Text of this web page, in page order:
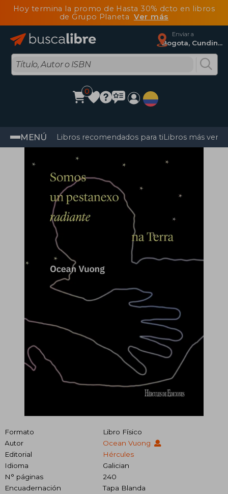
Hoy termina la promo de Hasta 30% dcto en libros
de Grupo Planeta Ver más
Enviar a
Bogota, Cundinamarca
0
MENÚ Libros recomendados para tiLibros más
Formato
Libro Físico
Autor
Ocean Vuong
Editorial
Hércules
Idioma
Galician
N° páginas
240
Encuadernación
Tapa Blanda